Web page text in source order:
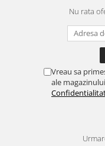
Nu rata
Vreau sa
ale